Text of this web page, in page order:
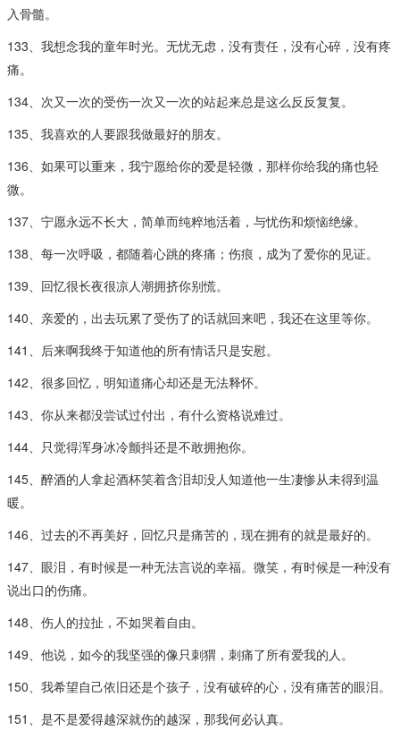
入骨髓。
133、我想念我的童年时光。无忧无虑，没有责任，没有心碎，没有疼
痛。
134、次又一次的受伤一次又一次的站起来总是这么反反复复。
135、我喜欢的人要跟我做最好的朋友。
136、如果可以重来，我宁愿给你的爱是轻微，那样你给我的痛也轻
微。
137、宁愿永远不长大，简单而纯粹地活着，与忧伤和烦恼绝缘。
138、每一次呼吸，都随着心跳的疼痛；伤痕，成为了爱你的见证。
139、回忆很长夜很凉人潮拥挤你别慌。
140、亲爱的，出去玩累了受伤了的话就回来吧，我还在这里等你。
141、后来啊我终于知道他的所有情话只是安慰。
142、很多回忆，明知道痛心却还是无法释怀。
143、你从来都没尝试过付出，有什么资格说难过。
144、只觉得浑身冰冷颤抖还是不敢拥抱你。
145、醉酒的人拿起酒杯笑着含泪却没人知道他一生凄惨从未得到温
暖。
146、过去的不再美好，回忆只是痛苦的，现在拥有的就是最好的。
147、眼泪，有时候是一种无法言说的幸福。微笑，有时候是一种没有
说出口的伤痛。
148、伤人的拉扯，不如哭着自由。
149、他说，如今的我坚强的像只刺猬，刺痛了所有爱我的人。
150、我希望自己依旧还是个孩子，没有破碎的心，没有痛苦的眼泪。
151、是不是爱得越深就伤的越深，那我何必认真。